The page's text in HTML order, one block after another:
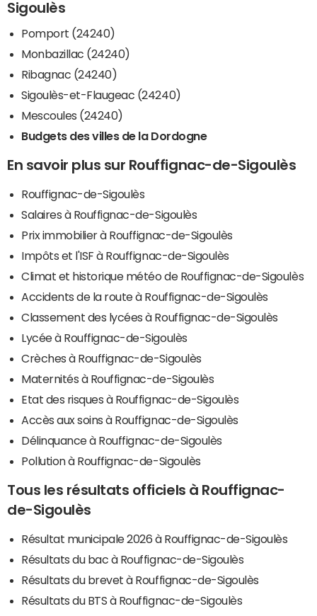
Sigoulès
Pomport (24240)
Monbazillac (24240)
Ribagnac (24240)
Sigoulès-et-Flaugeac (24240)
Mescoules (24240)
Budgets des villes de la Dordogne
En savoir plus sur Rouffignac-de-Sigoulès
Rouffignac-de-Sigoulès
Salaires à Rouffignac-de-Sigoulès
Prix immobilier à Rouffignac-de-Sigoulès
Impôts et l'ISF à Rouffignac-de-Sigoulès
Climat et historique météo de Rouffignac-de-Sigoulès
Accidents de la route à Rouffignac-de-Sigoulès
Classement des lycées à Rouffignac-de-Sigoulès
Lycée à Rouffignac-de-Sigoulès
Crèches à Rouffignac-de-Sigoulès
Maternités à Rouffignac-de-Sigoulès
Etat des risques à Rouffignac-de-Sigoulès
Accès aux soins à Rouffignac-de-Sigoulès
Délinquance à Rouffignac-de-Sigoulès
Pollution à Rouffignac-de-Sigoulès
Tous les résultats officiels à Rouffignac-
de-Sigoulès
Résultat municipale 2026 à Rouffignac-de-Sigoulès
Résultats du bac à Rouffignac-de-Sigoulès
Résultats du brevet à Rouffignac-de-Sigoulès
Résultats du BTS à Rouffignac-de-Sigoulès